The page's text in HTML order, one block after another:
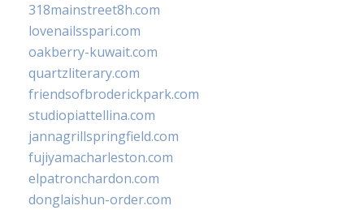
318mainstreet8h.com
lovenailsspari.com
oakberry-kuwait.com
quartzliterary.com
friendsofbroderickpark.com
studiopiattellina.com
jannagrillspringfield.com
fujiyamacharleston.com
elpatronchardon.com
donglaishun-order.com